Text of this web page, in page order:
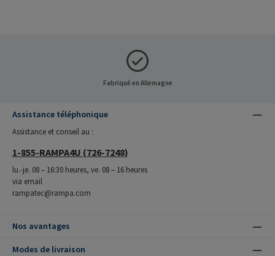
Fabriqué en Allemagne
Assistance téléphonique
Assistance et conseil au :
1-855-RAMPA4U (726-7248)
lu.-je. 08 – 16:30 heures, ve. 08 – 16 heures
via email
rampatec@rampa.com
Nos avantages
Modes de livraison